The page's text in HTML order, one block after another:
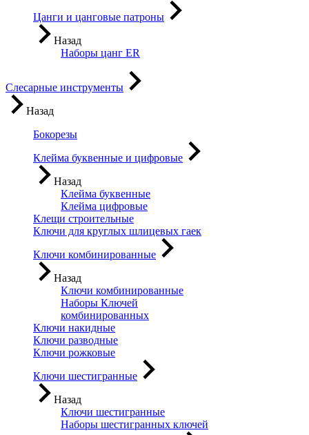
Цанги и цанговые патроны
Назад
Наборы цанг ER
Слесарные инструменты
Назад
Бокорезы
Клейма буквенные и цифровые
Назад
Клейма буквенные
Клейма цифровые
Клещи строительные
Ключи для круглых шлицевых гаек
Ключи комбинированные
Назад
Ключи комбинированные
Наборы Ключей
комбинированных
Ключи накидные
Ключи разводные
Ключи рожковые
Ключи шестигранные
Назад
Ключи шестигранные
Наборы шестигранных ключей